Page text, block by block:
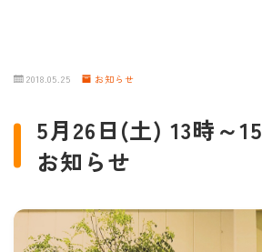
2018.05.25 お知らせ
5月26日(土) 13時～
お知らせ